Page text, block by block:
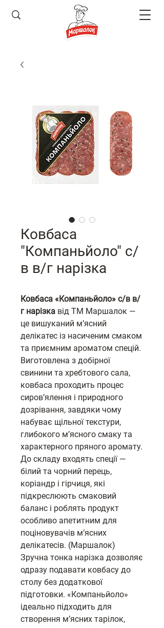
Ковбаса
"Компаньйоло" с/
в в/г нарізка
Ковбаса «Компаньйоло» с/в в/
г нарізка від ТМ Маршалок —
це вишуканий м’ясний
делікатес із насиченим смаком
та приємним ароматом спецій.
Виготовлена з добірної
свинини та хребтового сала,
ковбаса проходить процес
сиров’ялення і природного
дозрівання, завдяки чому
набуває щільної текстури,
глибокого м’ясного смаку та
характерного пряного аромату.
До складу входять спеції —
білий та чорний перець,
коріандр і гірчиця, які
підкреслюють смаковий
баланс і роблять продукт
особливо апетитним для
поціновувачів м’ясних
делікатесів. (Маршалок)
Зручна тонка нарізка дозволяє
одразу подавати ковбасу до
столу без додаткової
підготовки. «Компаньйоло»
ідеально підходить для
створення м’ясних тарілок,